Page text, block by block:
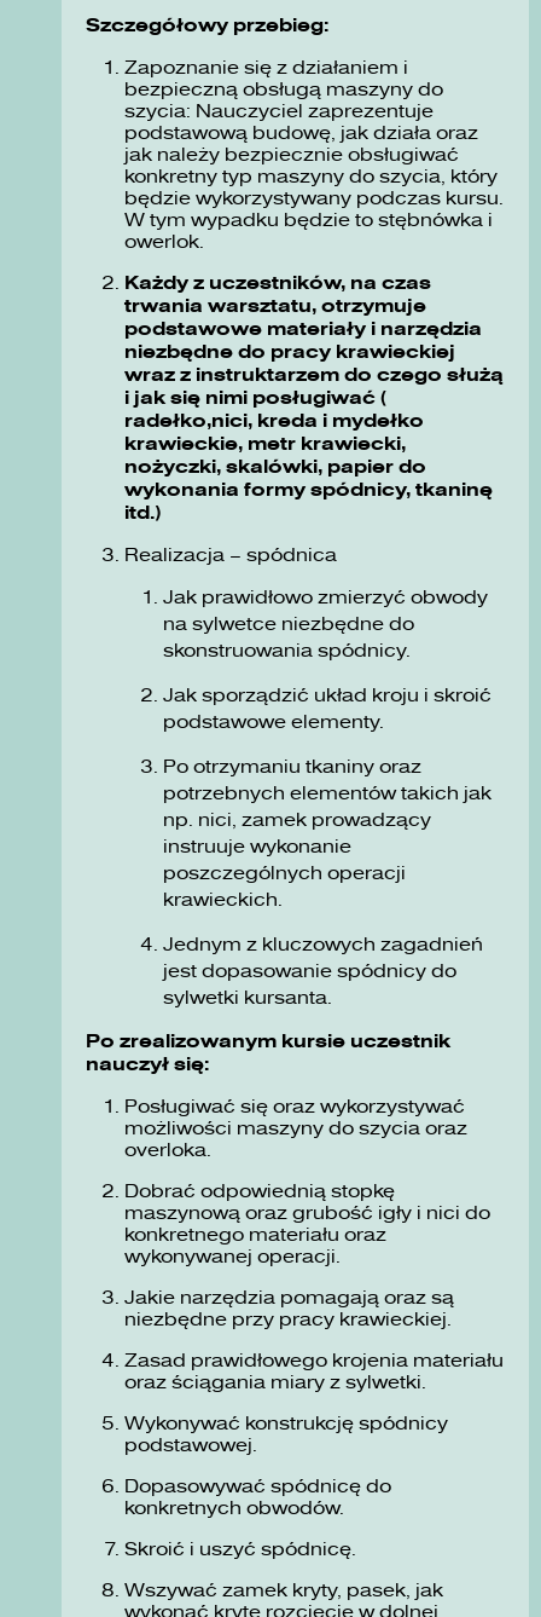
Szczegółowy przebieg:
Zapoznanie się z działaniem i
bezpieczną obsługą maszyny do
szycia: Nauczyciel zaprezentuje
podstawową budowę, jak działa oraz
jak należy bezpiecznie obsługiwać
konkretny typ maszyny do szycia, który
będzie wykorzystywany podczas kursu.
W tym wypadku będzie to stębnówka i
owerlok.
Każdy z uczestników, na czas
trwania warsztatu, otrzymuje
podstawowe materiały i narzędzia
niezbędne do pracy krawieckiej
wraz z instruktarzem do czego służą
i jak się nimi posługiwać (
radełko,nici, kreda i mydełko
krawieckie, metr krawiecki,
nożyczki, skalówki, papier do
wykonania formy spódnicy, tkaninę
itd.)
Realizacja – spódnica
Jak prawidłowo zmierzyć obwody
na sylwetce niezbędne do
skonstruowania spódnicy.
Jak sporządzić układ kroju i skroić
podstawowe elementy.
Po otrzymaniu tkaniny oraz
potrzebnych elementów takich jak
np. nici, zamek prowadzący
instruuje wykonanie
poszczególnych operacji
krawieckich.
Jednym z kluczowych zagadnień
jest dopasowanie spódnicy do
sylwetki kursanta.
Po zrealizowanym kursie uczestnik
nauczył się:
Posługiwać się oraz wykorzystywać
możliwości maszyny do szycia oraz
overloka.
Dobrać odpowiednią stopkę
maszynową oraz grubość igły i nici do
konkretnego materiału oraz
wykonywanej operacji.
Jakie narzędzia pomagają oraz są
niezbędne przy pracy krawieckiej.
Zasad prawidłowego krojenia materiału
oraz ściągania miary z sylwetki.
Wykonywać konstrukcję spódnicy
podstawowej.
Dopasowywać spódnicę do
konkretnych obwodów.
Skroić i uszyć spódnicę.
Wszywać zamek kryty, pasek, jak
wykonać kryte rozcięcie w dolnej